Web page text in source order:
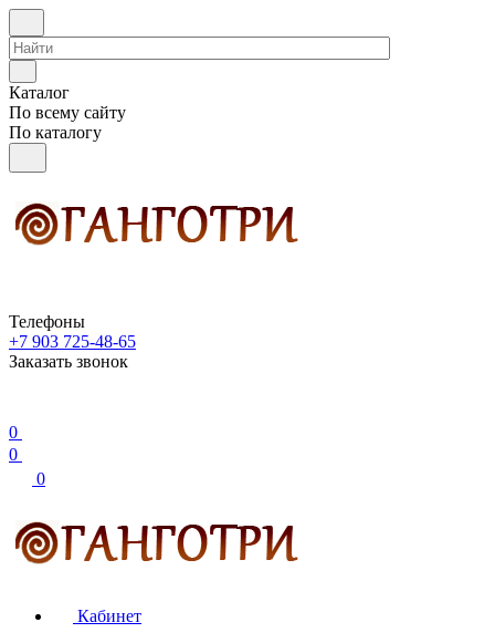
Каталог
По всему сайту
По каталогу
Телефоны
+7 903 725-48-65
Заказать звонок
0
0
0
Кабинет